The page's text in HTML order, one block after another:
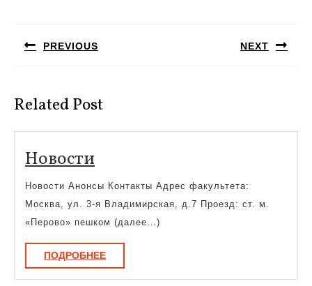
записям
PREVIOUS NEXT
Related Post
НовостиНовости
Новости Анонсы Контакты Адрес факультета:
Москва, ул. 3-я Владимирская, д.7 Проезд: ст. м.
«Перово» пешком (далее…)
ПОДРОБНЕЕПОДРОБНЕЕ